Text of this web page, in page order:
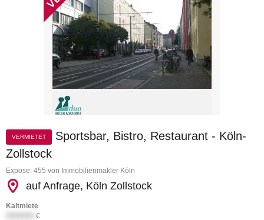
VERMIETET
Sportsbar, Bistro, Restaurant - Köln-
Zollstock
Expose: 455 von Immobilienmakler Köln
auf Anfrage, Köln Zollstock
Kaltmiete
€